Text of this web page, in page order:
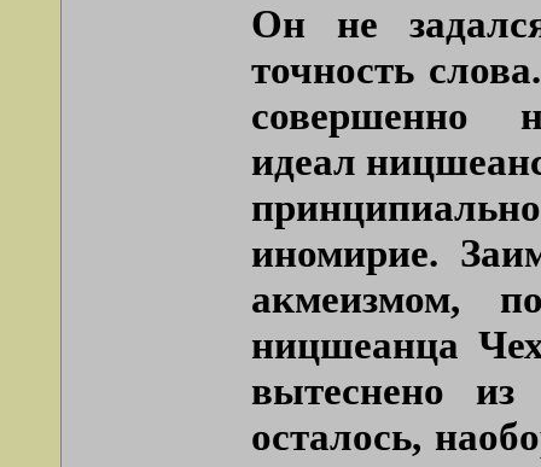
Он не
точность
совершенно
идеал
иномирие.
акмеизмом,
ницшеанца
вытеснено из
осталось,